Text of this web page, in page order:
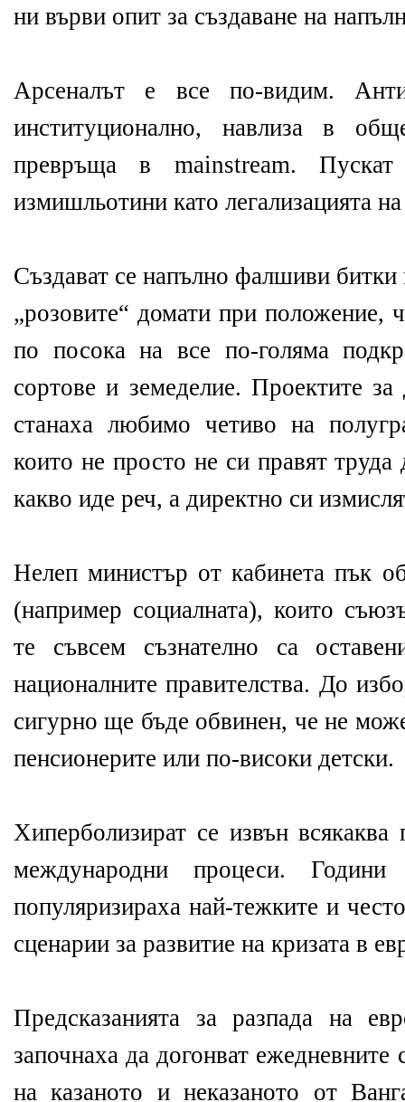
ни върви опит за създаване на
Арсеналът е все по-видим.
институционално, навлиза в
превръща в mainstream.
измишльотини като легализацията
Създават се напълно фалшиви битки
„розовите“ домати при положение,
по посока на все по-голяма
сортове и земеделие. Проектите
станаха любимо четиво на
които не просто не си правят труда
какво иде реч, а директно си
Нелеп министър от кабинета пък
(например социалната), които
те съвсем съзнателно са
националните правителства. До
сигурно ще бъде обвинен, че не
пенсионерите или по-високи детски.
Хиперболизират се извън всякаква
международни процеси.
популяризираха най-тежките и
сценарии за развитие на кризата в
Предсказанията за разпада на
започнаха да догонват ежедневните
на казаното и неказаното от